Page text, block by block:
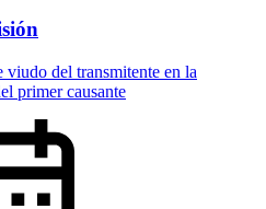
del transmitente en la
primer causante